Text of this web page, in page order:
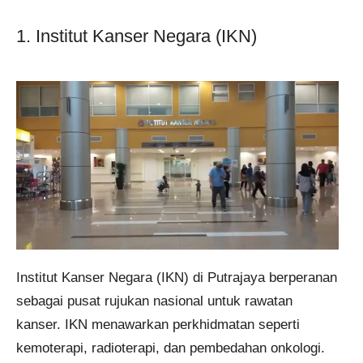
1. Institut Kanser Negara (IKN)
Institut Kanser Negara (IKN) di Putrajaya berperanan
sebagai pusat rujukan nasional untuk rawatan
kanser. IKN menawarkan perkhidmatan seperti
kemoterapi, radioterapi, dan pembedahan onkologi.